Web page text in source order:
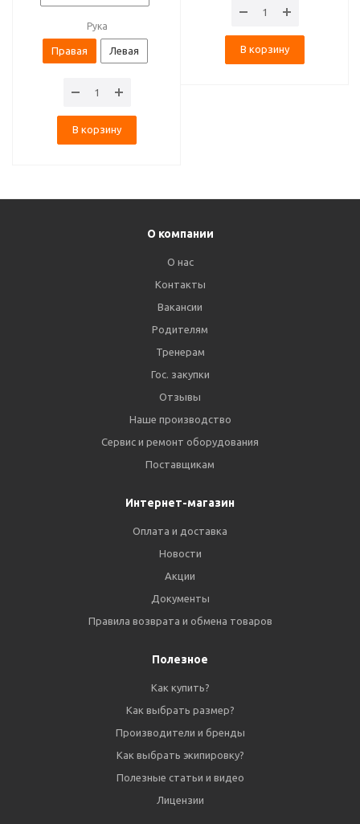
Рука
Правая Левая
В корзину
В корзину
О компании
О нас
Контакты
Вакансии
Родителям
Тренерам
Гос. закупки
Отзывы
Наше производство
Сервис и ремонт оборудования
Поставщикам
Интернет-магазин
Оплата и доставка
Новости
Акции
Документы
Правила возврата и обмена товаров
Полезное
Как купить?
Как выбрать размер?
Производители и бренды
Как выбрать экипировку?
Полезные статьи и видео
Лицензии